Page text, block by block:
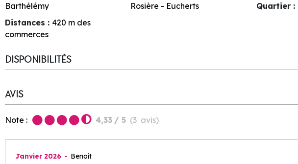
Barthélémy
Rosière - Eucherts
Quartier :
Distances : 420 m des
commerces
DISPONIBILITÉS
AVIS
Note : 4,33 / 5 (3 avis)
Janvier 2026
Benoit